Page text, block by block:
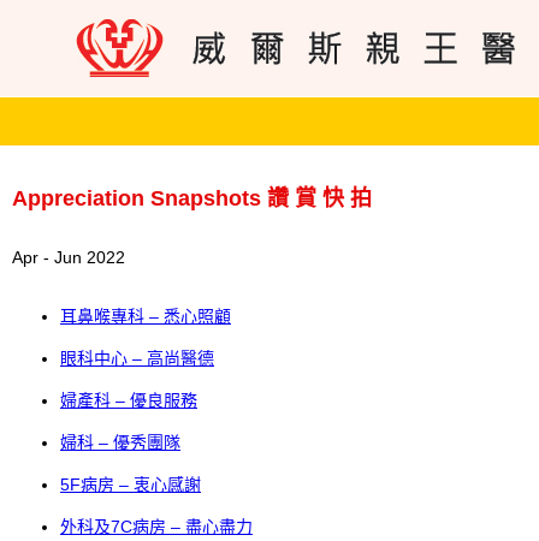
Appreciation Snapshots 讚 賞 快 拍
Apr - Jun 2022
耳鼻喉專科 – 悉心照顧
眼科中心 – 高尚醫德
婦產科 – 優良服務
婦科 – 優秀團隊
5F病房 – 衷心感謝
外科及7C病房 – 盡心盡力